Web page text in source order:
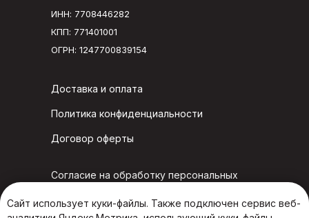
ИНН: 7708446282
КПП: 771401001
ОГРН: 1247700839154
Согласие на обработку персональных
Договор оферты
Политика конфиденциальности
Доставка и оплата
Сайт использует куки-файлы. Также подключен сервис веб-